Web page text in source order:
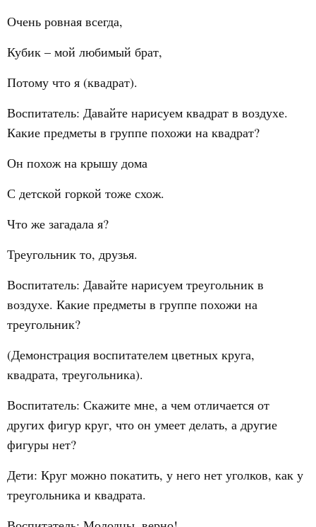
Очень ровная всегда,
Кубик – мой любимый брат,
Потому что я (квадрат).
Воспитатель: Давайте нарисуем квадрат в воздухе.
Какие предметы в группе похожи на квадрат?
Он похож на крышу дома
С детской горкой тоже схож.
Что же загадала я?
Треугольник то, друзья.
Воспитатель: Давайте нарисуем треугольник в
воздухе. Какие предметы в группе похожи на
треугольник?
(Демонстрация воспитателем цветных круга,
квадрата, треугольника).
Воспитатель: Скажите мне, а чем отличается от
других фигур круг, что он умеет делать, а другие
фигуры нет?
Дети: Круг можно покатить, у него нет уголков, как у
треугольника и квадрата.